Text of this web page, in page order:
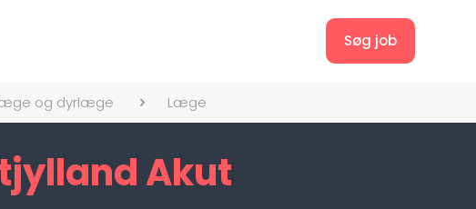
Søg job
og dyrlæge Læge
Akut